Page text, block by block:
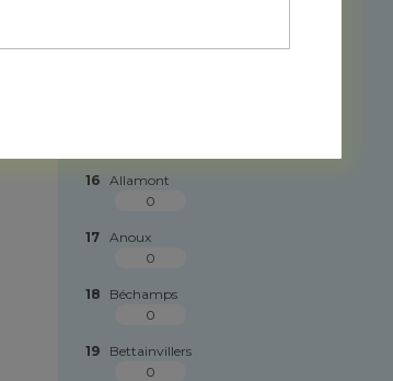
16 Allamont
0
17 Anoux
0
18
Béchamps
0
19
Bettainvillers
0